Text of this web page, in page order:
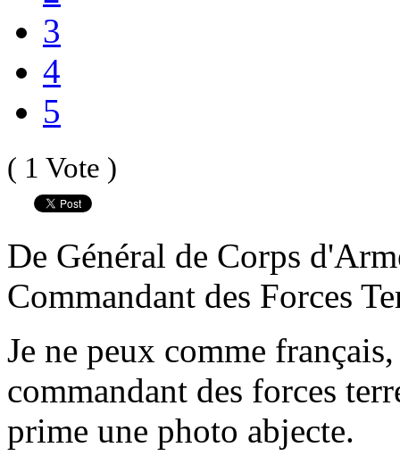
3
4
5
( 1 Vote )
De Général de Corps
Commandant des Forces
Je ne peux comme
commandant des forces
prime une photo abjecte.